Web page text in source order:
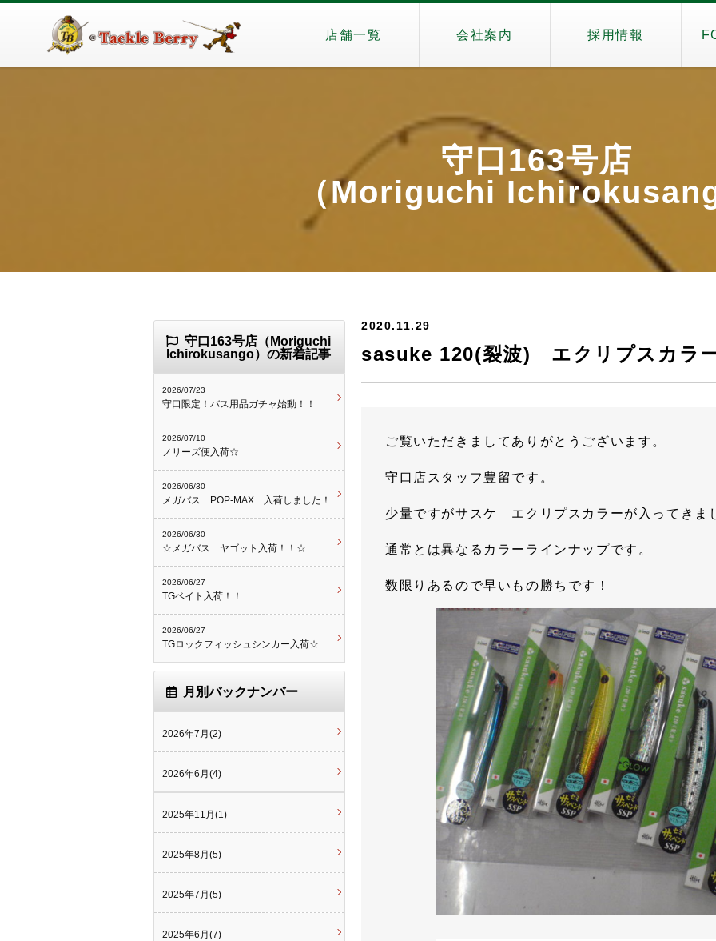
店舗一覧 会社案内 採用情報
守口163号店
（Moriguchi
2020.11.29
sasuke 120(裂波) エクリプスカラ
ご覧いただきましてありがとうございます。
守口店スタッフ豊留です。
少量ですがサスケ エクリプスカラーが入ってきま
通常とは異なるカラーラインナップです。
数限りあるので早いもの勝ちです！
守口163号店（Moriguchi
Ichirokusango）の新着記事
2026/07/23
守口限定！バス用品ガチャ始動！！
2026/07/10
ノリーズ便入荷☆
2026/06/30
メガバス POP-MAX 入荷しました！
2026/06/30
☆メガバス ヤゴット入荷！！☆
2026/06/27
TGベイト入荷！！
2026/06/27
TGロックフィッシュシンカー入荷☆
月別バックナンバー
2026年7月(2)
2026年6月(4)
2025年11月(1)
2025年8月(5)
2025年7月(5)
2025年6月(7)